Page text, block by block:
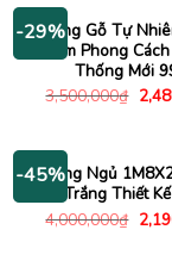
-29%
Giường Gỗ Tự
Đậm Phong
Thống Mới
3,500,000₫ Giá
gốc
-45%
Giường Ngủ
Màu Trắng Thiết
4,000,000₫ Giá
gốc